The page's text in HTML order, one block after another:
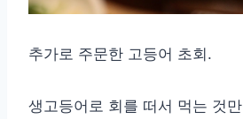
추가로 주문한 고등어 초회.
생고등어로 회를 떠서 먹는 것